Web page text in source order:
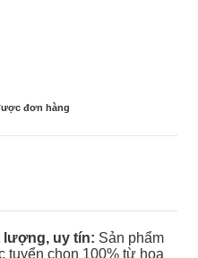
đơn hàng
lượng, uy tín: Sản phẩm
tuyển chọn 100% từ hoa